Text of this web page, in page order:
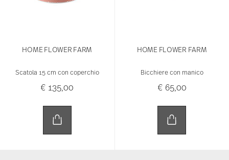
HOME FLOWER FARM
Scatola 15 cm con coperchio
€ 135,00
HOME FLOWER FARM
Bicchiere con manico
€ 65,00